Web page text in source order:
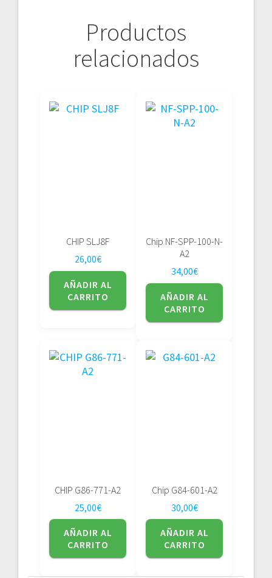
Productos
relacionados
CHIP SLJ8F
26,00€
AÑADIR AL
CARRITO
Chip NF-SPP-100-N-
A2
34,00€
AÑADIR AL
CARRITO
CHIP G86-771-A2
25,00€
AÑADIR AL
CARRITO
Chip G84-601-A2
30,00€
AÑADIR AL
CARRITO